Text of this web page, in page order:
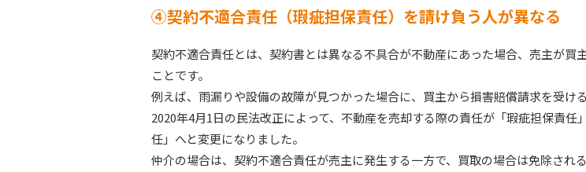
④契約不適合責任（瑕疵担保責任）を請け負う人が異なる
契約不適合責任とは、契約書とは異なる不具合が不動産にあった場合、売主が買
ことです。
例えば、雨漏りや設備の故障が見つかった場合に、買主から損害賠償請求を受け
2020年4月1日の民法改正によって、不動産を売却する際の責任が「瑕疵担保責任
任」へと変更になりました。
仲介の場合は、契約不適合責任が売主に発生する一方で、買取の場合は免除され